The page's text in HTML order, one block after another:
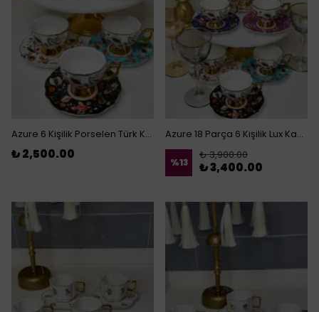
Azure 6 Kişilik Porselen Türk Kahvesi Fincanı
₺ 2,500.00
Azure 18 Parça 6 Kişilik Lux Kahve Sunum Seti
%13
₺ 3,900.00
₺ 3,400.00